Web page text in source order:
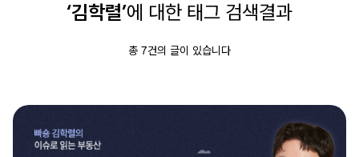
‘김학렬’에 대한 태그 검색결과
총 7건의 글이 있습니다